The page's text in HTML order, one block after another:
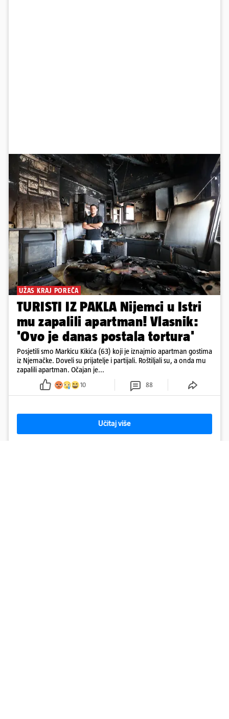
UŽAS KRAJ POREČA
TURISTI IZ PAKLA Nijemci u Istri
mu zapalili apartman! Vlasnik:
'Ovo je danas postala tortura'
Posjetili smo Markicu Kikića (63) koji je iznajmio apartman gostima
iz Njemačke. Doveli su prijatelje i partijali. Roštiljali su, a onda mu
zapalili apartman. Očajan je...
10 88
Učitaj više